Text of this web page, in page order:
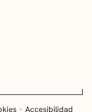
Accesibilidad